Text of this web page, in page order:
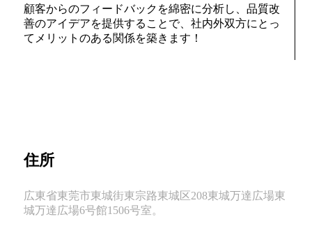
顧客からのフィードバックを綿密に分析し、品質改
善のアイデアを提供することで、社内外双方にとっ
てメリットのある関係を築きます！
住所
広東省東莞市東城街東宗路東城区208東城万達広場東
城万達広場6号館1506号室。